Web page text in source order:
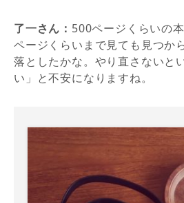
了一さん： 500ページくらいの
ページくらいまで見ても見つか
落としたかな。やり直さないと
い」と不安になりますね。